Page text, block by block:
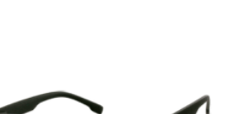
deseos